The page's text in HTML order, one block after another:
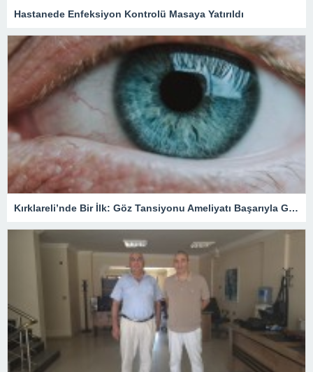
Hastanede Enfeksiyon Kontrolü Masaya Yatırıldı
Kırklareli’nde Bir İlk: Göz Tansiyonu Ameliyatı Başarıyla Gerçekleştirildi